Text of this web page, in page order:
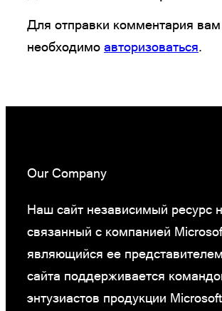
Для отправки комментария вам
необходимо авторизоваться.
Our Company
Наш сайт независимый ресурс
связанный с компанией
являющийся ее
сайта поддерживается
энтузиастов продукции